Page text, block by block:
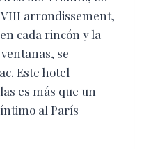
arrondissement,
cada rincón y la
se
Este hotel
es más que un
al París